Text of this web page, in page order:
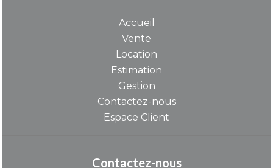
Accueil
Vente
Location
Estimation
Gestion
Contactez-nous
Espace Client
Contactez-nous